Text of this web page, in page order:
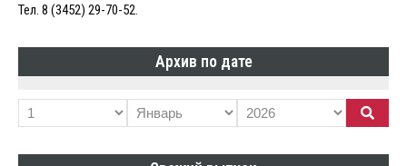
Тел. 8 (3452) 29-70-52.
Архив по дате